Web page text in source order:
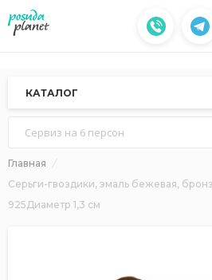
КАТАЛОГ
Сервиз на 6 персон
Главная
Серьги-гвоздики, эмаль бежевая,
925Диаметр 1,3 см